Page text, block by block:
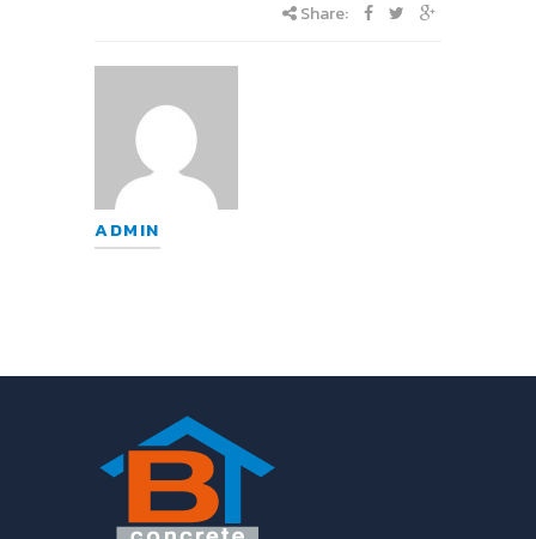
Share:
ADMIN